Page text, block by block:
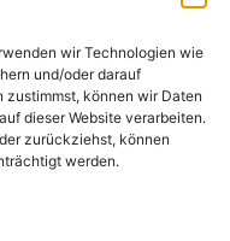
wir Technologien wie
und/oder darauf
zustimmst, können wir Daten
dieser Website verarbeiten.
zurückziehst, können
werden.